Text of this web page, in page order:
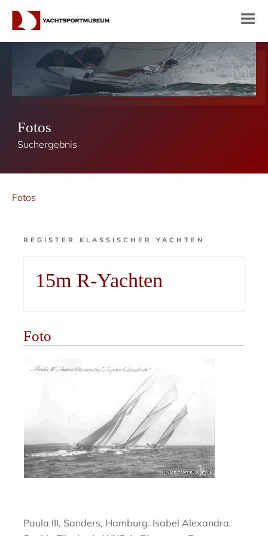
Fotos
Suchergebnis
Fotos
REGISTER KLASSISCHER YACHTEN
15m R-Yachten
Foto
Paula III, Sanders, Hamburg. Isabel Alexandra.